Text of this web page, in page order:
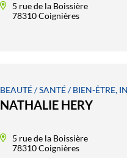
5 rue de la Boissière
78310 Coignières
BEAUTÉ / SANTÉ / BIEN-ÊTRE,
NATHALIE HERY
5 rue de la Boissière
78310 Coignières